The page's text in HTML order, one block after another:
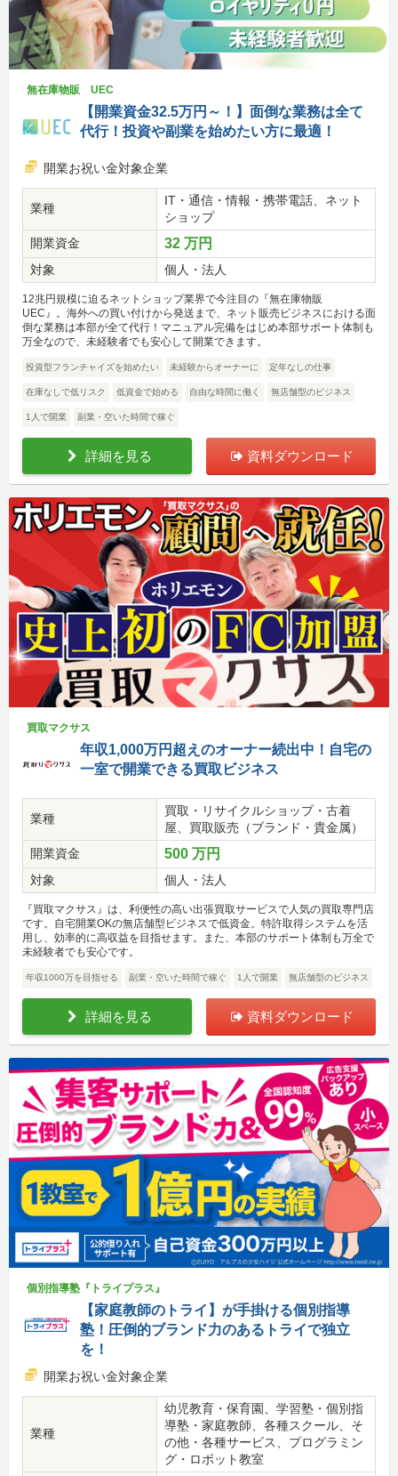
無在庫物販 UEC
【開業資金32.5万円～！】面倒な業務は全て
代行！投資や副業を始めたい方に最適！
開業お祝い金対象企業
業種
IT・通信・情報・携帯電話、ネット
ショップ
開業資金
32 万円
対象 個人・法人
12兆円規模に迫るネットショップ業界で今注目の『無在庫物販
UEC』。海外への買い付けから発送まで、ネット販売ビジネスにおける面
倒な業務は本部が全て代行！マニュアル完備をはじめ本部サポート体制も
万全なので、未経験者でも安心して開業できます。
投資型フランチャイズを始めたい 未経験からオーナーに 定年なしの仕事
在庫なしで低リスク 低資金で始める 自由な時間に働く 無店舗型のビジネス
1人で開業 副業・空いた時間で稼ぐ
詳細を見る 資料ダウンロード
買取マクサス
年収1,000万円超えのオーナー続出中！自宅の
一室で開業できる買取ビジネス
業種
買取・リサイクルショップ・古着
屋、買取販売（ブランド・貴金属）
開業資金
500 万円
対象 個人・法人
『買取マクサス』は、利便性の高い出張買取サービスで人気の買取専門店
です。自宅開業OKの無店舗型ビジネスで低資金。特許取得システムを活
用し、効率的に高収益を目指せます。また、本部のサポート体制も万全で
未経験者でも安心です。
年収1000万を目指せる 副業・空いた時間で稼ぐ 1人で開業 無店舗型のビジネス
詳細を見る 資料ダウンロード
個別指導塾『トライプラス』
【家庭教師のトライ】が手掛ける個別指導
塾！圧倒的ブランド力のあるトライで独立
を！
開業お祝い金対象企業
業種
幼児教育・保育園、学習塾・個別指
導塾・家庭教師、各種スクール、そ
の他・各種サービス、プログラミン
グ・ロボット教室